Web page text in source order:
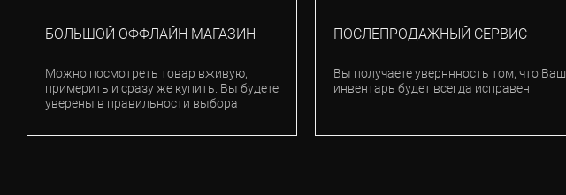
БОЛЬШОЙ ОФФЛАЙН МАГАЗИН
Можно посмотреть товар вживую,
примерить и сразу же купить. Вы будете
уверены в правильности выбора
ПОСЛЕПРОДАЖНЫЙ СЕРВИС
Вы получаете уверннность том, что Ваш
инвентарь будет всегда исправен